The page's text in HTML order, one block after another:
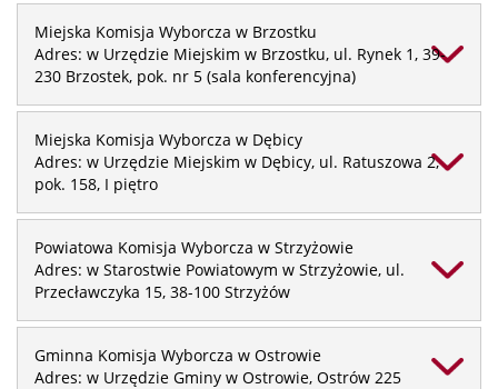
Miejska Komisja Wyborcza w Brzostku
Adres: w Urzędzie Miejskim w Brzostku, ul. Rynek 1, 39-
230 Brzostek, pok. nr 5 (sala konferencyjna)
Miejska Komisja Wyborcza w Dębicy
Adres: w Urzędzie Miejskim w Dębicy, ul. Ratuszowa 2,
pok. 158, I piętro
Powiatowa Komisja Wyborcza w Strzyżowie
Adres: w Starostwie Powiatowym w Strzyżowie, ul.
Przecławczyka 15, 38-100 Strzyżów
Gminna Komisja Wyborcza w Ostrowie
Adres: w Urzędzie Gminy w Ostrowie, Ostrów 225